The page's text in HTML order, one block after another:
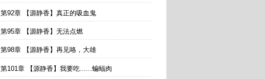
第92章 【源静香】真正的吸血鬼
第95章 【源静香】无法点燃
第98章 【源静香】再见咯，大雄
第101章 【源静香】我要吃......蝙蝠肉